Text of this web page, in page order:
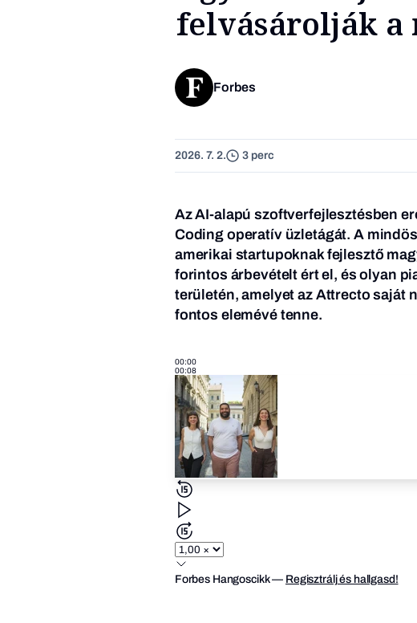
felvásárolják a
Forbes
2026. 7. 2. 3 perc
Az AI-alapú szoftverfejlesztésben
Coding operatív üzletágát. A
amerikai startupoknak fejlesztő
forintos árbevételt ért el, és olyan
területén, amelyet az Attrecto saját
fontos elemévé tenne.
00:00
00:08
Forbes Hangoscikk— Regisztrálj és hallgasd!